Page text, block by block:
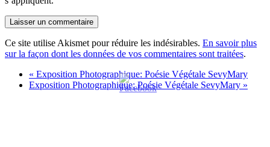
Ce site utilise Akismet pour réduire les indésirables. En savoir plus
sur la façon dont les données de vos commentaires sont traitées.
« Exposition Photographique: Poésie Végétale SevyMary
Exposition Photographique: Poésie Végétale SevyMary »